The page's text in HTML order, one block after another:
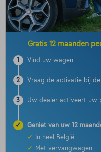
Gratis 12 maanden
1 Vind uw wagen
2 Vraag de activatie bij
3 Uw dealer activeert uw
✓
Geniet van uw 12
✓
In heel België
✓
Met vervangwagen